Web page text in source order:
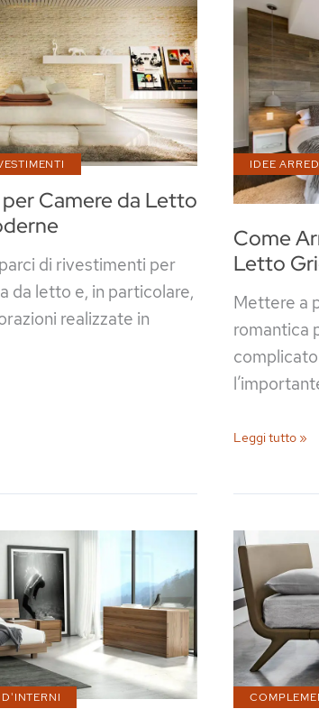
Camere da Letto
di rivestimenti per
da letto e, in particolare,
realizzate in
Come
Letto
IDEE
Mettere a
romantica
Come
una
da
Letto
Grigio
Talpa
Leggi tutto »